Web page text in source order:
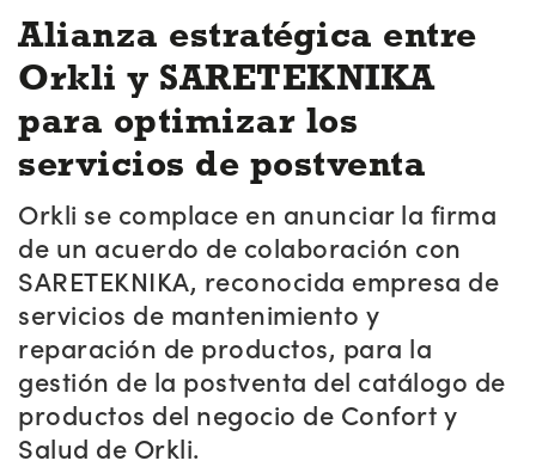
Alianza estratégica entre
Orkli y SARETEKNIKA
para optimizar los
servicios de postventa
Orkli se complace en anunciar la firma
de un acuerdo de colaboración con
SARETEKNIKA, reconocida empresa de
servicios de mantenimiento y
reparación de productos, para la
gestión de la postventa del catálogo de
productos del negocio de Confort y
Salud de Orkli.